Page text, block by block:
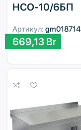
НСО-10/6БП
Артикул: gm018714
669,13 Br